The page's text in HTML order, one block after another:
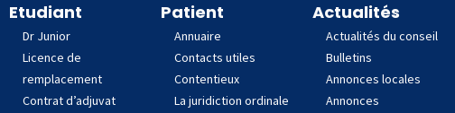
Etudiant
Dr Junior
Licence de
remplacement
Contrat d’adjuvat
Patient
Annuaire
Contacts utiles
Contentieux
La juridiction ordinale
Actualités
Actualités du conseil
Bulletins
Annonces locales
Annonces